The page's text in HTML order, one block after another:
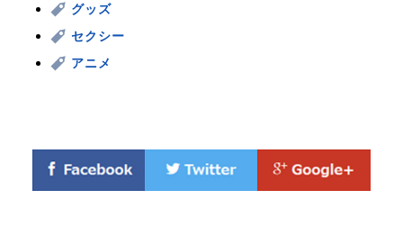
グッズ
セクシー
アニメ